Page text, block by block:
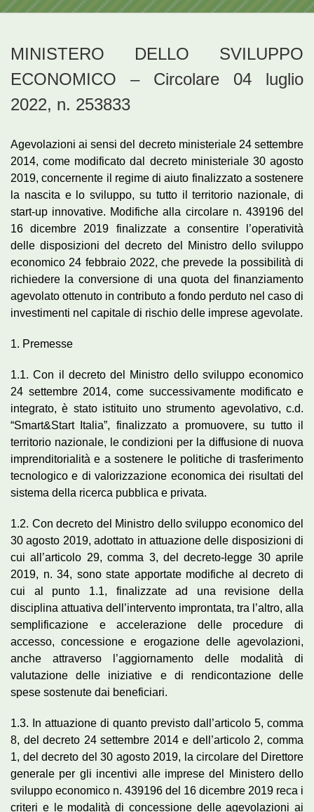
MINISTERO DELLO SVILUPPO
ECONOMICO – Circolare 04 luglio
2022, n. 253833
Agevolazioni ai sensi del decreto ministeriale 24 settembre
2014, come modificato dal decreto ministeriale 30 agosto
2019, concernente il regime di aiuto finalizzato a sostenere
la nascita e lo sviluppo, su tutto il territorio nazionale, di
start-up innovative. Modifiche alla circolare n. 439196 del
16 dicembre 2019 finalizzate a consentire l’operatività
delle disposizioni del decreto del Ministro dello sviluppo
economico 24 febbraio 2022, che prevede la possibilità di
richiedere la conversione di una quota del finanziamento
agevolato ottenuto in contributo a fondo perduto nel caso di
investimenti nel capitale di rischio delle imprese agevolate.
1. Premesse
1.1. Con il decreto del Ministro dello sviluppo economico
24 settembre 2014, come successivamente modificato e
integrato, è stato istituito uno strumento agevolativo, c.d.
“Smart&Start Italia”, finalizzato a promuovere, su tutto il
territorio nazionale, le condizioni per la diffusione di nuova
imprenditorialità e a sostenere le politiche di trasferimento
tecnologico e di valorizzazione economica dei risultati del
sistema della ricerca pubblica e privata.
1.2. Con decreto del Ministro dello sviluppo economico del
30 agosto 2019, adottato in attuazione delle disposizioni di
cui all’articolo 29, comma 3, del decreto-legge 30 aprile
2019, n. 34, sono state apportate modifiche al decreto di
cui al punto 1.1, finalizzate ad una revisione della
disciplina attuativa dell’intervento improntata, tra l’altro, alla
semplificazione e accelerazione delle procedure di
accesso, concessione e erogazione delle agevolazioni,
anche attraverso l’aggiornamento delle modalità di
valutazione delle iniziative e di rendicontazione delle
spese sostenute dai beneficiari.
1.3. In attuazione di quanto previsto dall’articolo 5, comma
8, del decreto 24 settembre 2014 e dell’articolo 2, comma
1, del decreto del 30 agosto 2019, la circolare del Direttore
generale per gli incentivi alle imprese del Ministero dello
sviluppo economico n. 439196 del 16 dicembre 2019 reca i
criteri e le modalità di concessione delle agevolazioni ai